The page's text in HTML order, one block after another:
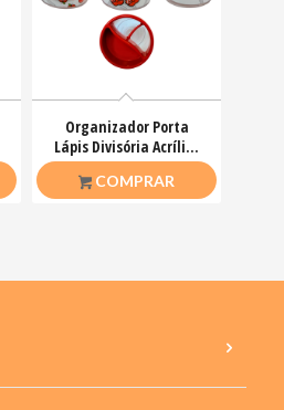
Organizador Porta
Lápis Divisória Acrílico
Professores UN
COMPRAR